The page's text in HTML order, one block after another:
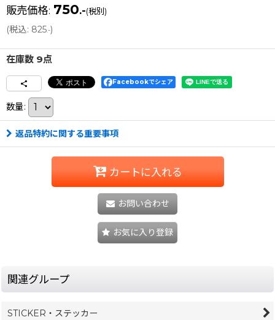
販売価格: 750.-(税別)
(税込: 825.-)
在庫数 9点
Facebookでシェア
数量:
返品特約に関する重要事項
カートに入れる
お問い合わせ
お気に入り登録
関連グループ
STICKER・ステッカー